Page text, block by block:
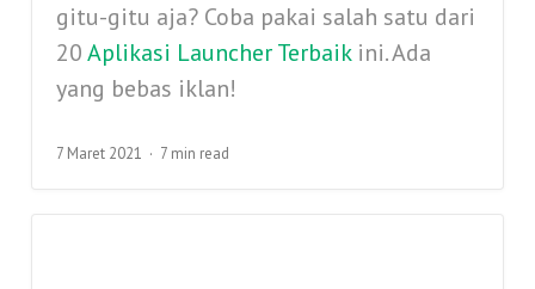
gitu-gitu aja? Coba pakai salah satu dari
20Aplikasi Launcher Terbaikini. Ada
yang bebas iklan!
7 Maret 2021 7 min read